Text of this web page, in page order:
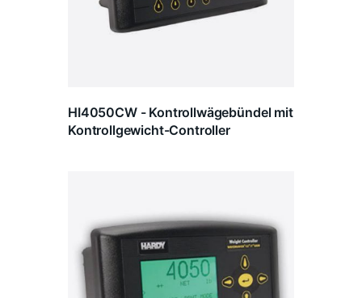
HI4050CW - Kontrollwägebündel mit
Kontrollgewicht-Controller